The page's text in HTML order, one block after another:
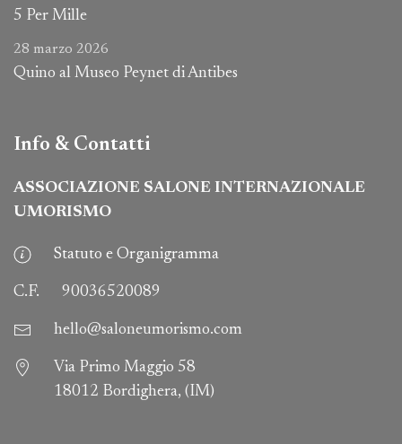
5 Per Mille
28 marzo 2026
Quino al Museo Peynet di Antibes
Info & Contatti
ASSOCIAZIONE SALONE INTERNAZIONALE
UMORISMO
Statuto e Organigramma
C.F. 90036520089
hello@saloneumorismo.com
Via Primo Maggio 58
18012 Bordighera, (IM)